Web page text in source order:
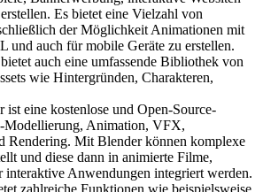
Es bietet eine Vielzahl von
der Möglichkeit Animationen mit
und auch für mobile Geräte zu erstellen.
auch eine umfassende Bibliothek von
wie Hintergründen, Charakteren,
ist eine kostenlose und Open-Source-
Modellierung, Animation, VFX,
Rendering. Mit Blender können komplexe
und diese dann in animierte Filme,
interaktive Anwendungen integriert werden.
zahlreiche Funktionen wie beispielsweise